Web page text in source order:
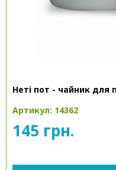
Неті пот - чайник для
Артикул: 14362
145 грн.